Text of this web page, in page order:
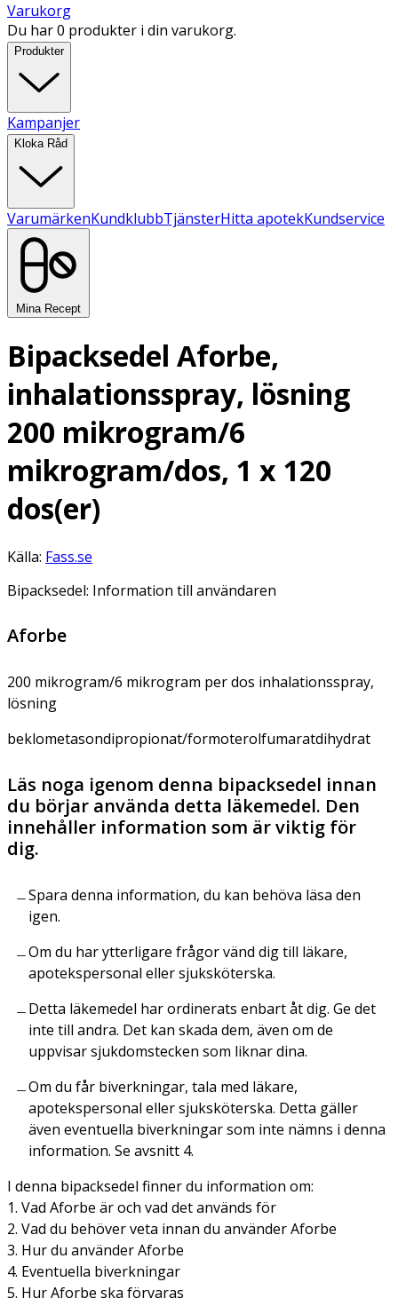
Varukorg
Du har 0 produkter i din varukorg.
Produkter
Kampanjer
Kloka Råd
VarumärkenKundklubbTjänsterHitta apotekKundservice
Mina Recept
Bipacksedel Aforbe,
inhalationsspray, lösning
200 mikrogram/6
mikrogram/dos, 1 x 120
dos(er)
Källa: Fass.se
Bipacksedel: Information till användaren
Aforbe
200 mikrogram/6 mikrogram per dos inhalationsspray,
lösning
beklometasondipropionat/formoterolfumaratdihydrat
Läs noga igenom denna bipacksedel innan
du börjar använda detta läkemedel. Den
innehåller information som är viktig för
dig.
Spara denna information, du kan behöva läsa den
igen.
Om du har ytterligare frågor vänd dig till läkare,
apotekspersonal eller sjuksköterska.
Detta läkemedel har ordinerats enbart åt dig. Ge det
inte till andra. Det kan skada dem, även om de
uppvisar sjukdomstecken som liknar dina.
Om du får biverkningar, tala med läkare,
apotekspersonal eller sjuksköterska. Detta gäller
även eventuella biverkningar som inte nämns i denna
information. Se avsnitt 4.
I denna bipacksedel finner du information om:
1. Vad Aforbe är och vad det används för
2. Vad du behöver veta innan du använder Aforbe
3. Hur du använder Aforbe
4. Eventuella biverkningar
5. Hur Aforbe ska förvaras